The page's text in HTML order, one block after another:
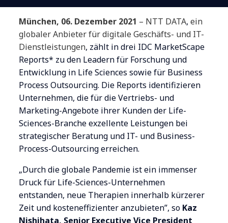
München, 06. Dezember 2021 – NTT DATA,ein
globaler Anbieter für digitale Geschäfts- und IT-
Dienstleistungen, zählt in drei IDC MarketScape
Reports* zu den Leadern für Forschung und
Entwicklung in Life Sciences sowie für Business
Process Outsourcing. Die Reports identifizieren
Unternehmen, die für die Vertriebs- und
Marketing-Angebote ihrer Kunden der Life-
Sciences-Branche exzellente Leistungen bei
strategischer Beratung und IT- und Business-
Process-Outsourcing erreichen.
„Durch die globale Pandemie ist ein immenser
Druck für Life-Sciences-Unternehmen
entstanden, neue Therapien innerhalb kürzerer
Zeit und kosteneffizienter anzubieten”, so Kaz
Nishihata, Senior Executive Vice President